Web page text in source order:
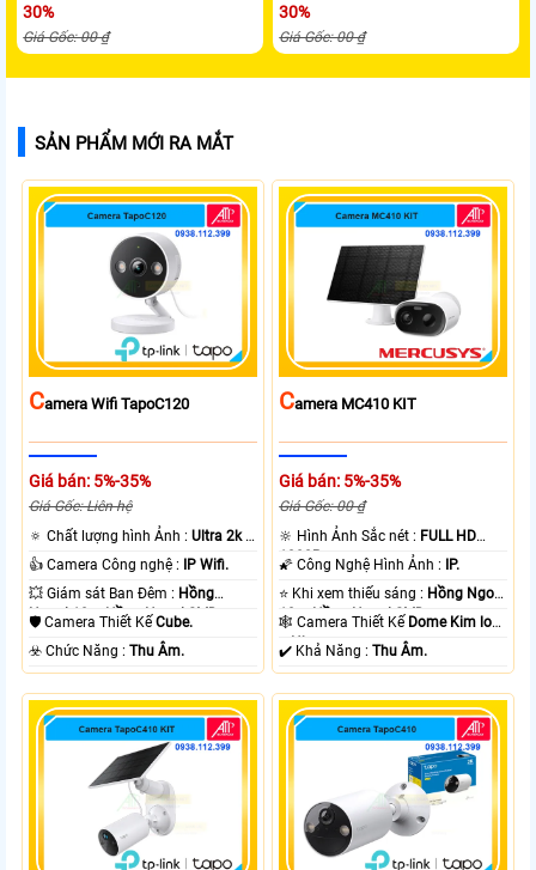
30%
Giá Gốc: 00 ₫
30%
Giá Gốc: 00 ₫
SẢN PHẨM MỚI RA MẮT
CAmera Wifi TapoC120
Giá bán: 5%-35%
Giá Gốc: Liên hệ
🔅 Chất lượng hình Ảnh :Ultra 2k +
.
👍 Camera Công nghệ : IP Wifi.
💥 Giám sát Ban Đêm : Hồng
Ngoại 10m Hồng Ngoại SMD.
🛡 Camera Thiết KếCube.
️☣️ Chức Năng :Thu Âm.
CAmera MC410 KIT
Giá bán: 5%-35%
Giá Gốc: 00 ₫
🔆 Hình Ảnh Sắc nét : FULL HD
1080P .
🌠 Công Nghệ Hình Ảnh : IP.
⭐ Khi xem thiếu sáng : Hồng Ngoại
10m Hồng Ngoại SMD.
🕸️ Camera Thiết Kế Dome Kim loại
+ Nhựa.
️✔️ Khả Năng :Thu Âm.